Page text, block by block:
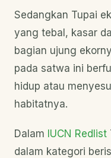
Sedangkan Tupai
yang tebal, kasar
bagian ujung
pada satwa ini
hidup atau
habitatnya.
Dalam IUCN Redlist
dalam kategori